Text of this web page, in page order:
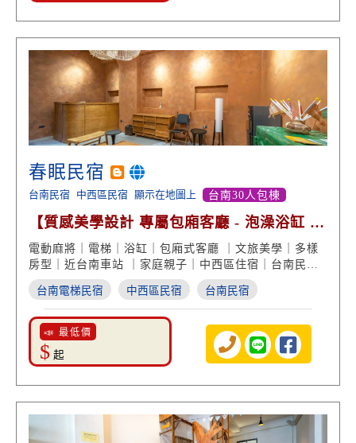
春眠民宿
台南民宿 中西區民宿 顯示在地圖上 台南30人包棟
【質感美學設計 專屬包廂客廳 - 泡澡浴缸 貼
心電梯設備】
電動麻將｜電梯｜浴缸｜包廂式客廳 ｜文旅美學｜多樣
房型｜近台南車站 ｜家庭親子｜中西區住宿｜台南民宿
推薦
台南電梯民宿 中西區民宿 台南民宿
📣 最低價
$ 起